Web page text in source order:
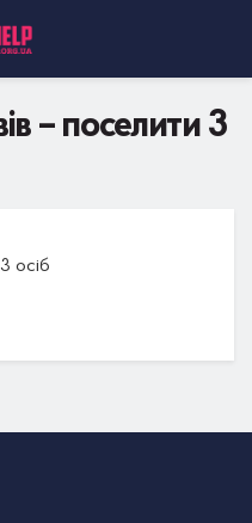
– поселити 3
осіб